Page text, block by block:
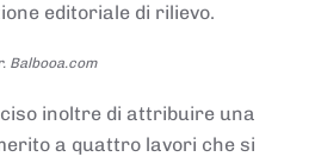
editoriale di rilievo.
Balbooa.com
inoltre di attribuire una
a quattro lavori che si